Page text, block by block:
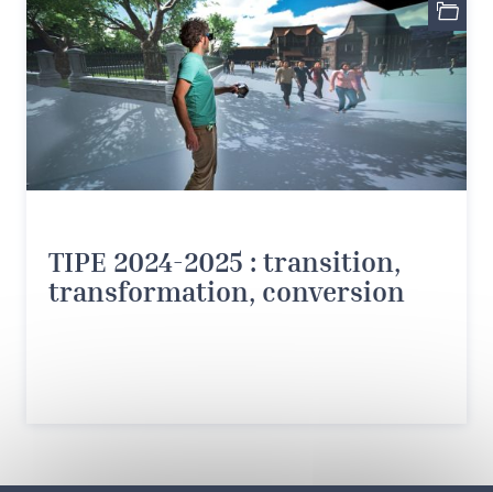
TIPE 2024-2025 : transition,
transformation, conversion